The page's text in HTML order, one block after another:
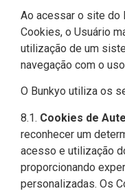
Ao acessar o site do
Cookies, o Usuário
utilização de um
navegação com o
O Bunkyo utiliza os
8.1. Cookies de
reconhecer um
acesso e utilização
proporcionando
personalizadas. Os